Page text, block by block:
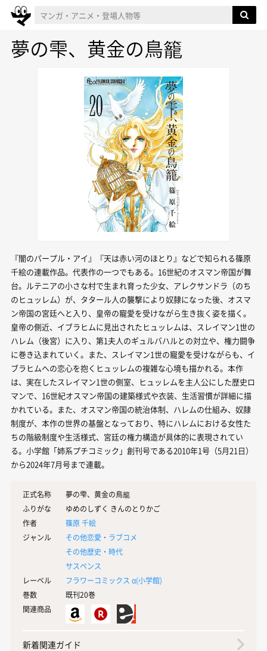
夢の雫、黄金の鳥籠
『闇のパープル・アイ』『天は赤い河のほとり』などで知られる篠原
千絵の連載作品。代表作の一つでもある。16世紀のオスマン帝国が舞
台。ルテニアの小さな村で生まれ育った少女、アレクサンドラ（のち
のヒュッレム）が、タタール人の襲撃により奴隷になった後、オスマ
ン帝国の宮廷へと入り、皇帝の寵愛を受けながら生き抜く姿を描く。
皇帝の側近、イブラヒムに見出されたヒュッレムは、スレイマン1世の
ハレム（後宮）に入り、第1夫人のギュルバハルとの対立や、権力闘争
に巻き込まれていく。また、スレイマン1世の寵愛を受けながらも、イ
ブラヒムへの恋心を抱くヒュッレムの複雑な心境も描かれる。本作
は、実在したスレイマン1世の側室、ヒュッレムを主人公にした歴史ロ
マンで、16世紀オスマン帝国の建築様式や衣装、生活習慣が詳細に描
かれている。また、オスマン帝国の統治体制、ハレムの仕組み、奴隷
制度が、本作の世界の基盤となっており、特にハレムにおける女性た
ちの階級制度や生活様式、宮廷の権力構造が具体的に表現されてい
る。小学館「姉系プチコミック」創刊号である2010年1号（5月21日）
から2024年7月号まで連載。
正式名称
夢の雫、黄金の鳥籠
ふりがな
ゆめのしずく きんのとりかご
作者
篠原 千絵
ジャンル
その他恋愛・ラブコメ
その他歴史・時代
サスペンス
レーベル
フラワーコミックス α(小学館)
巻数
既刊20巻
関連商品
新着関連ガイド